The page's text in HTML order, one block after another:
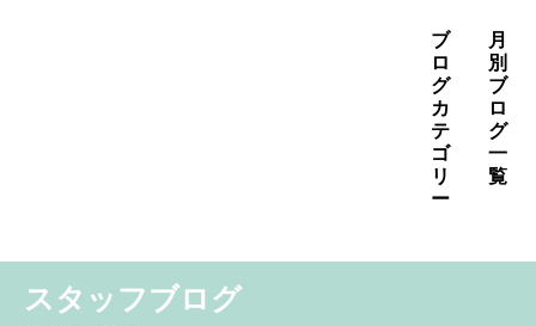
キ
ブ
ロ
グ
カ
テ
ゴ
リ
ー
その他の治療
たるみ治療
月
別
ブ
ロ
グ
一
覧
2026年5月
2026年4月
2026年2月
スタッフブログ